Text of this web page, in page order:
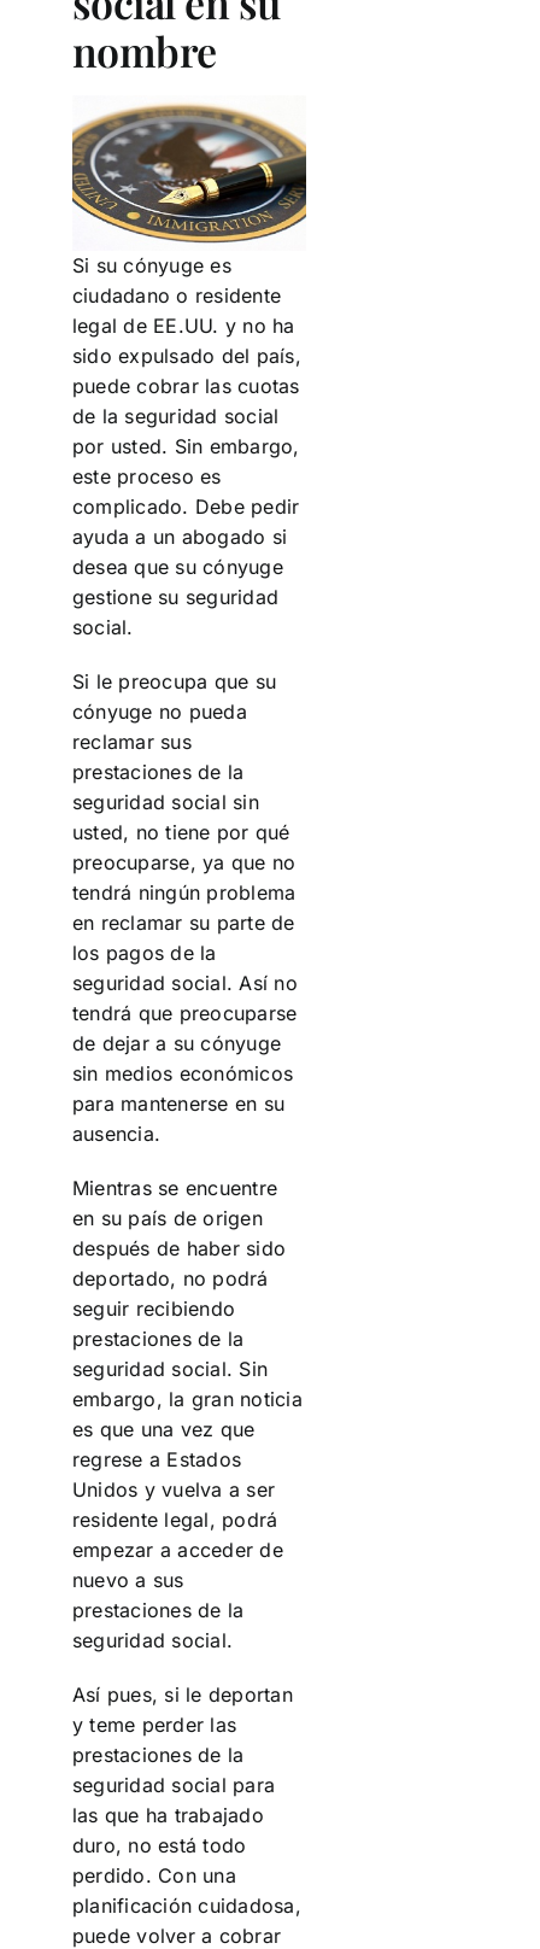
nombre
Si su cónyuge es
ciudadano o residente
legal de EE.UU. y no ha
sido expulsado del país,
puede cobrar las cuotas
de la seguridad social
por usted. Sin embargo,
este proceso es
complicado. Debe pedir
ayuda a un abogado si
desea que su cónyuge
gestione su seguridad
social.
Si le preocupa que su
cónyuge no pueda
reclamar sus
prestaciones de la
seguridad social sin
usted, no tiene por qué
preocuparse, ya que no
tendrá ningún problema
en reclamar su parte de
los pagos de la
seguridad social. Así no
tendrá que preocuparse
de dejar a su cónyuge
sin medios económicos
para mantenerse en su
ausencia.
Mientras se encuentre
en su país de origen
después de haber sido
deportado, no podrá
seguir recibiendo
prestaciones de la
seguridad social. Sin
embargo, la gran noticia
es que una vez que
regrese a Estados
Unidos y vuelva a ser
residente legal, podrá
empezar a acceder de
nuevo a sus
prestaciones de la
seguridad social.
Así pues, si le deportan
y teme perder las
prestaciones de la
seguridad social para
las que ha trabajado
duro, no está todo
perdido. Con una
planificación cuidadosa,
puede volver a cobrar